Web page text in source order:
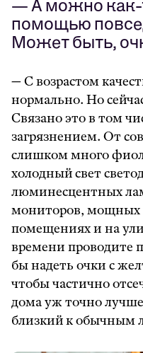
— А можно как-
помощью
Может быть,
— С возрастом
нормально. Но
Связано это в том
загрязнением. От
слишком много
холодный свет
люминесцентных
мониторов, мощных
помещениях и на
времени проводите
бы надеть очки с
чтобы частично
дома уж точно
близкий к обычным